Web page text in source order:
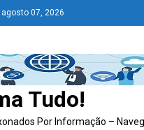
07, 2026
Tudo!
Por Informação –